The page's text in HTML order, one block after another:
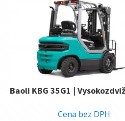
Baoli KBG 35G1 |
Cena bez DPH